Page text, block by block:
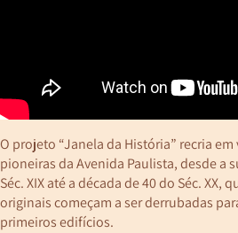
O projeto “Janela da História” recria em
pioneiras da Avenida Paulista, desde a
Séc. XIX até a década de 40 do Séc. XX,
originais começam a ser derrubadas
primeiros edifícios.